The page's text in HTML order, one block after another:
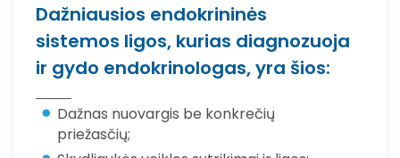
Dažniausios endokrininės
sistemos ligos, kurias diagnozuoja
ir gydo endokrinologas, yra šios:
Dažnas nuovargis be konkrečių
priežasčių;